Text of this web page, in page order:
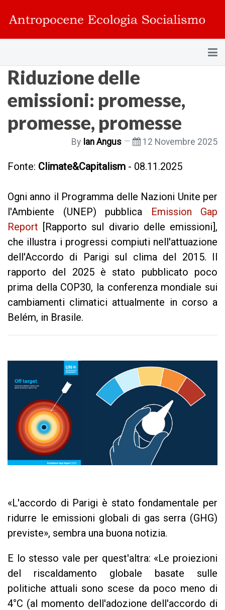
Riduzione delle
emissioni: promesse,
promesse, promesse
By Ian Angus 12 Novembre 2025
Fonte: Climate&Capitalism - 08.11.2025
Ogni anno il Programma delle Nazioni Unite per
l'Ambiente (UNEP) pubblica
Emission Gap
Report [Rapporto sul divario delle emissioni],
che illustra i progressi compiuti nell'attuazione
dell'Accordo di Parigi sul clima del 2015. Il
rapporto del 2025 è stato pubblicato poco
prima della COP30, la conferenza mondiale sui
cambiamenti climatici attualmente in corso a
Belém, in Brasile.
«L'accordo di Parigi è stato fondamentale per
ridurre le emissioni globali di gas serra (GHG)
previste», sembra una buona notizia.
E lo stesso vale per quest'altra: «Le proiezioni
del riscaldamento globale basate sulle
politiche attuali sono scese da poco meno di
4°C (al momento dell'adozione dell'accordo di